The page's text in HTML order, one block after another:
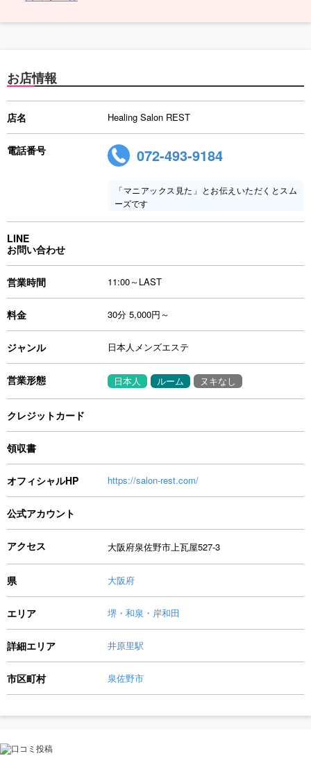
お店情報
店名 Healing Salon REST
電話番号 072-493-9184
「マニアックス見た」とお伝えいただくとスム
ーズです
LINE
お問い合わせ
営業時間 11:00～LAST
料金 30分 5,000円～
ジャンル 日本人メンズエステ
営業形態 日本人 ルーム ヌキなし
クレジットカード
領収書
オフィシャルHP https://salon-rest.com/
公式アカウント
アクセス 大阪府泉佐野市上瓦屋527-3
県 大阪府
エリア 堺・和泉・岸和田
詳細エリア 井原里駅
市区町村 泉佐野市